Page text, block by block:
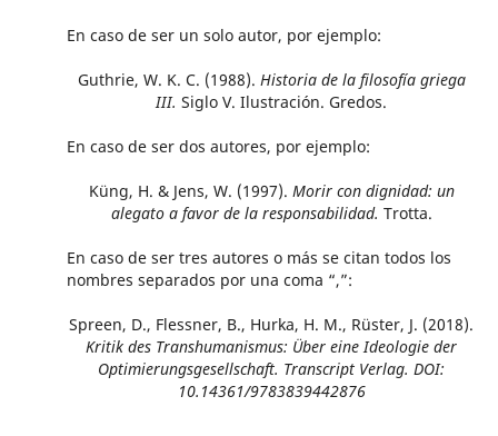
En caso de ser un solo autor, por ejemplo:
Guthrie, W. K. C. (1988). Historia de la filosofía griega
III. Siglo V. Ilustración. Gredos.
En caso de ser dos autores, por ejemplo:
Küng, H. & Jens, W. (1997). Morir con dignidad: un
alegato a favor de la responsabilidad. Trotta.
En caso de ser tres autores o más se citan todos los
nombres separados por una coma “,”:
Spreen, D., Flessner, B., Hurka, H. M., Rüster, J. (2018).
Kritik des Transhumanismus: Über eine Ideologie der
Optimierungsgesellschaft. Transcript Verlag. DOI:
10.14361/9783839442876